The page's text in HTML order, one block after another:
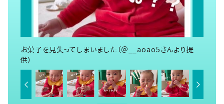
お菓子を見失ってしまいました（＠__aoao5さんより提
供）